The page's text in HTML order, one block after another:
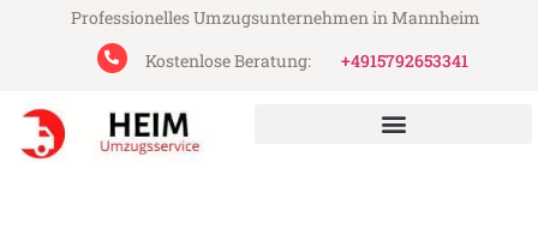
Professionelles Umzugsunternehmen in Mannheim
Kostenlose Beratung:
+4915792653341